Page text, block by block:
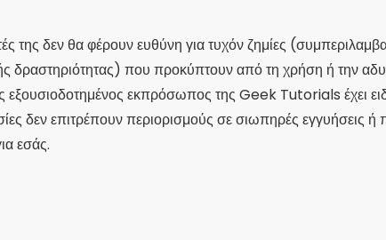
δεν θα φέρουν ευθύνη για τυχόν ζημίες
δραστηριότητας) που προκύπτουν από τη χρήση ή την
εκπρόσωπος της Geek Tutorials έχει
δεν επιτρέπουν περιορισμούς σε σιωπηρές εγγυήσεις
εσάς.